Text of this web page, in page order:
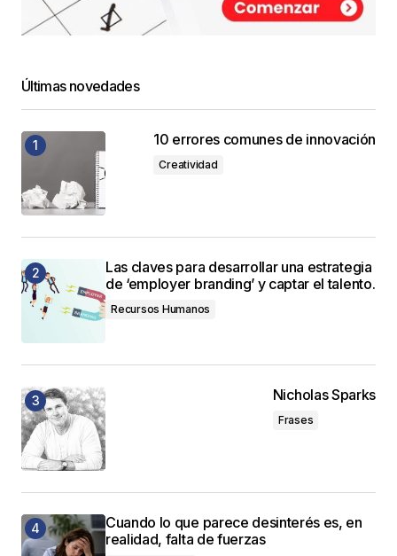
Últimas novedades
10 errores comunes de innovación
Creatividad
Las claves para desarrollar una estrategia
de ‘employer branding’ y captar el talento.
Recursos Humanos
Nicholas Sparks
Frases
Cuando lo que parece desinterés es, en
realidad, falta de fuerzas